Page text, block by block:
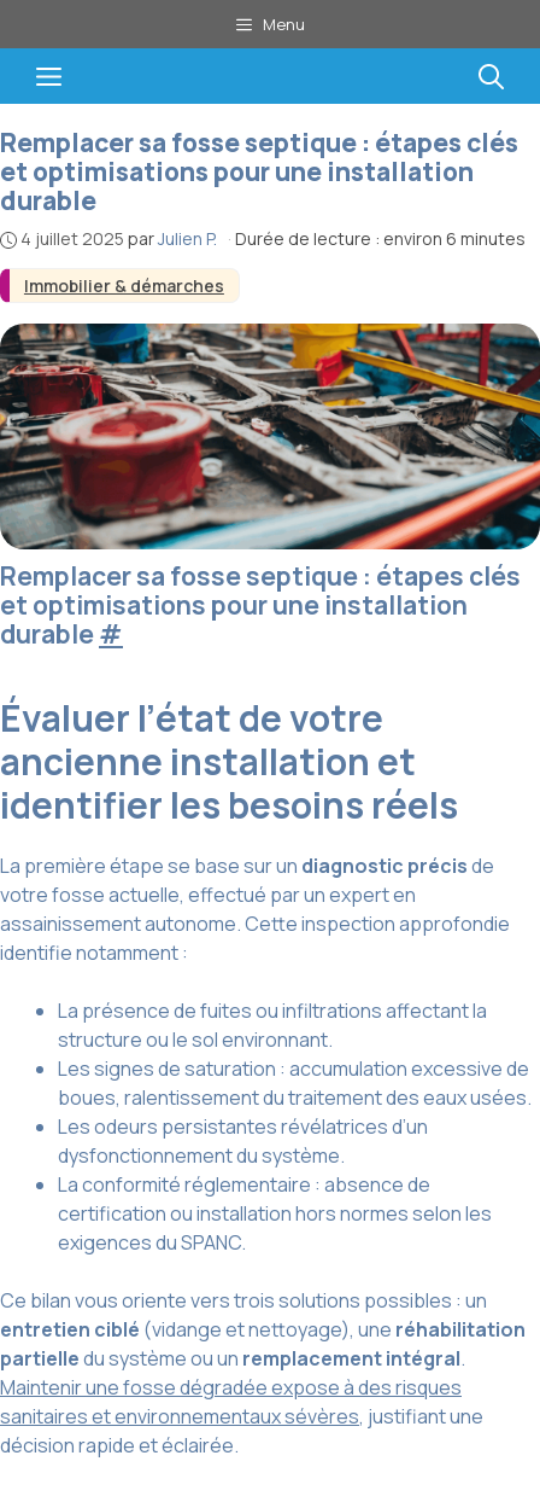
au
contenu
Menu
Menu
Immobilier & démarches
Remplacer sa fosse septique : étapes clés
et optimisations pour une installation
durable
4 juillet 2025 parJulien P. · Durée de lecture : environ 6 minutes
Remplacer sa fosse septique : étapes clés
et optimisations pour une installation
durable#
Évaluer l’état de votre
ancienne installation et
identifier les besoins réels
La première étape se base sur un diagnostic précisde
votre fosse actuelle, effectué par un expert en
assainissement autonome. Cette inspection approfondie
identifie notamment :
La présence de fuites ou infiltrations affectant la
structure ou le sol environnant.
Les signes de saturation : accumulation excessive de
boues, ralentissement du traitement des eaux usées.
Les odeurs persistantes révélatrices d’un
dysfonctionnement du système.
La conformité réglementaire : absence de
certification ou installation hors normes selon les
exigences du SPANC.
Ce bilan vous oriente vers trois solutions possibles : un
entretien ciblé (vidange et nettoyage), une réhabilitation
partielledu système ou un remplacement intégral.
Maintenir une fosse dégradée expose à des risques
sanitaires et environnementaux sévères, justifiant une
décision rapide et éclairée.